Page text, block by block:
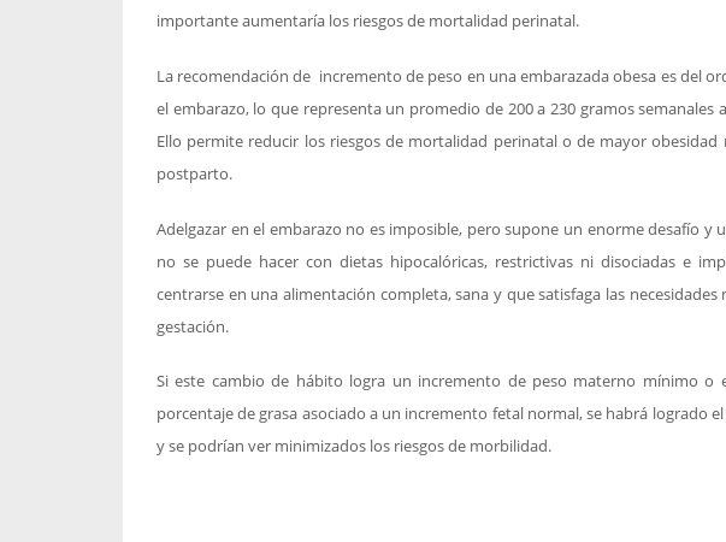
importante aumentaría los riesgos de mortalidad perinatal.
La recomendación de incremento de peso en una embarazada obesa es del
el embarazo, lo que representa un promedio de 200 a 230 gramos semanales
Ello permite reducir los riesgos de mortalidad perinatal o de mayor
postparto.
Adelgazar en el embarazo no es imposible, pero supone un enorme desafío
no se puede hacer con dietas hipocalóricas, restrictivas ni disociadas e
centrarse en una alimentación completa, sana y que satisfaga las
gestación.
Si este cambio de hábito logra un incremento de peso materno mínimo o
porcentaje de grasa asociado a un incremento fetal normal, se habrá logrado
y se podrían ver minimizados los riesgos de morbilidad.